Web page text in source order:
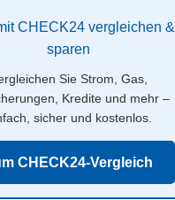
CHECK24 vergleichen &
sparen
Sie Strom, Gas,
Kredite und mehr –
sicher und kostenlos.
CHECK24-Vergleich